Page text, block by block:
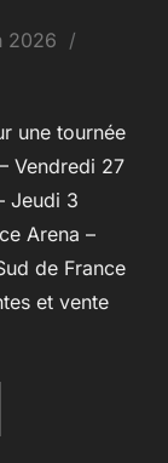
2026
une tournée
Vendredi 27
Jeudi 3
Arena –
de France
et vente